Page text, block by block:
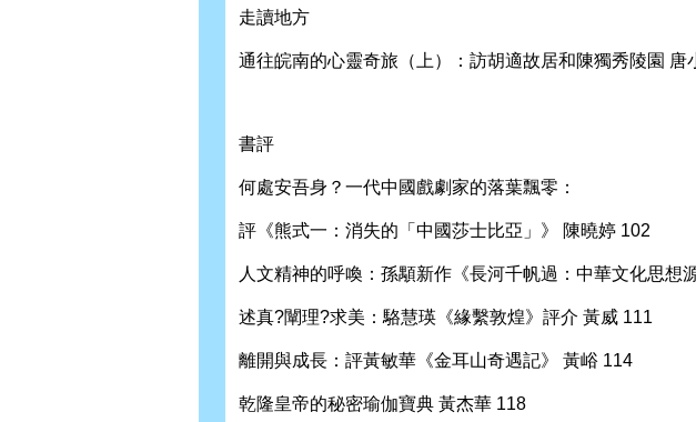
走讀地方
通往皖南的心靈奇旅（上）：訪胡適故居和陳獨秀陵園 唐
書評
何處安吾身？一代中國戲劇家的落葉飄零：
評《熊式一：消失的「中國莎士比亞」》 陳曉婷 102
人文精神的呼喚：孫顒新作《長河千帆過：中華文化思想
述真?闡理?求美：駱慧瑛《緣繫敦煌》評介 黃威 111
離開與成長：評黃敏華《金耳山奇遇記》 黃峪 114
乾隆皇帝的秘密瑜伽寶典 黃杰華 118